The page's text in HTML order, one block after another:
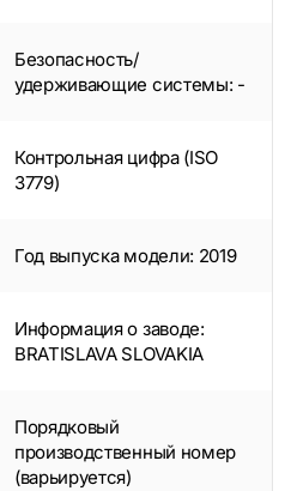
Безопасность/
удерживающие системы: -
Контрольная цифра (ISO
3779)
Год выпуска модели: 2019
Информация о заводе:
BRATISLAVA SLOVAKIA
Порядковый
производственный номер
(варьируется)